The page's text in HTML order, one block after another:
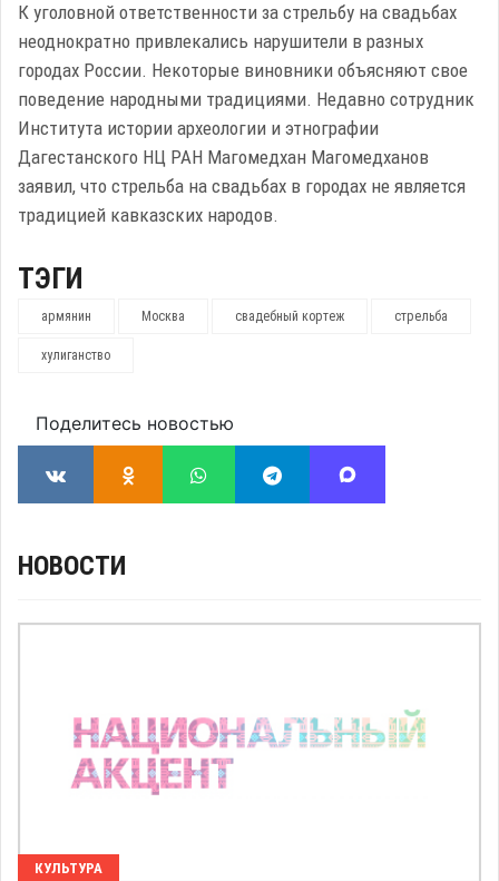
К уголовной ответственности за стрельбу на свадьбах
неоднократно привлекались нарушители в разных
городах России. Некоторые виновники объясняют свое
поведение народными традициями. Недавно сотрудник
Института истории археологии и этнографии
Дагестанского НЦ РАН Магомедхан Магомедханов
заявил, что стрельба на свадьбах в городах не является
традицией кавказских народов.
ТЭГИ
армянин Москва свадебный кортеж стрельба
хулиганство
Поделитесь новостью
НОВОСТИ
КУЛЬТУРА